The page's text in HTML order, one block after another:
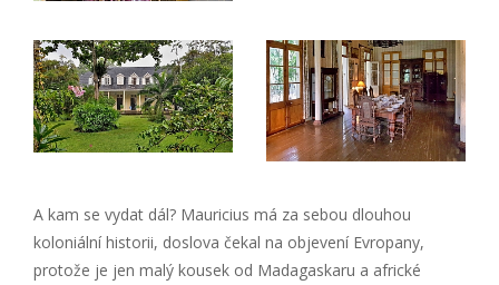
A kam se vydat dál? Mauricius má za sebou dlouhou
koloniální historii, doslova čekal na objevení Evropany,
protože je jen malý kousek od Madagaskaru a africké